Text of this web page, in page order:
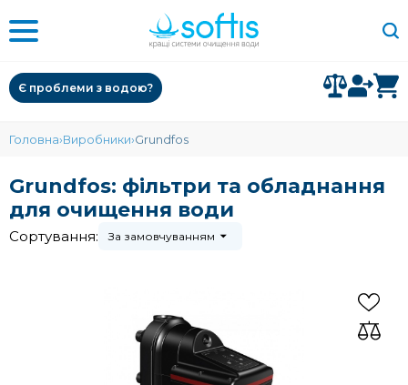
Є проблеми з водою?
Головна Виробники Grundfos
Grundfos: фільтри та обладнання
для очищення води
Сортування: За замовчуванням